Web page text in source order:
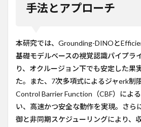
手法とアプローチ
本研究では、Grounding-DINOと
基礎モデルベースの視覚認識パイプラ
り、オクルージョン下でも安定した果
た。また、7次多項式によるジャerk制
Control Barrier Function（CBF）によ
い、高速かつ安全な動作を実現。さら
御と非同期スケジューリングにより、